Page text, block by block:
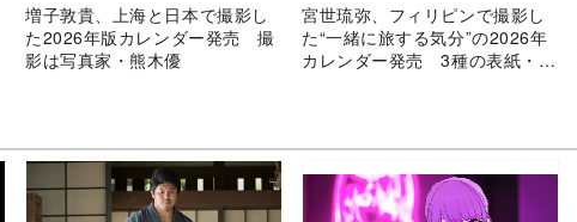
増子敦貴、上海と日本で撮影し
た2026年版カレンダー発売 撮
影は写真家・熊木優
宮世琉弥、フィリピンで撮影し
た“一緒に旅する気分”の2026年
カレンダー発売 3種の表紙・限